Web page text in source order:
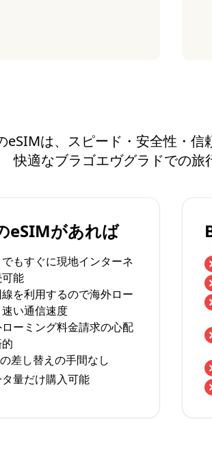
eSIMは、スピード・安全性・信
快適なブラゴエヴグラドでの旅
eSIMがあれば
もすぐに現地インターネ
能
を利用するので海外ロー
い通信速度
ーミング料金請求の心配
差し替えの手間なし
量だけ購入可能